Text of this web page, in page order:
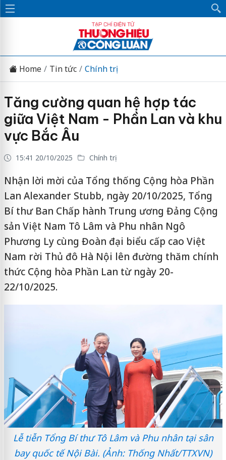
Home Tin tức Chính trị
Tăng cường quan hệ hợp tác
giữa Việt Nam - Phần Lan và khu
vực Bắc Âu
15:41 20/10/2025 Chính trị
Nhận lời mời của Tổng thống Cộng hòa Phần
Lan Alexander Stubb, ngày 20/10/2025, Tổng
Bí thư Ban Chấp hành Trung ương Đảng Cộng
sản Việt Nam Tô Lâm và Phu nhân Ngô
Phương Ly cùng Đoàn đại biểu cấp cao Việt
Nam rời Thủ đô Hà Nội lên đường thăm chính
thức Cộng hòa Phần Lan từ ngày 20-
22/10/2025.
Lễ tiễn Tổng Bí thư Tô Lâm và Phu nhân tại sân
bay quốc tế Nội Bài. (Ảnh: Thống Nhất/TTXVN)